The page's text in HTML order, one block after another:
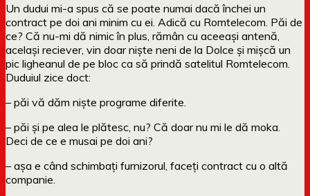
Un dudui mi-a spus că se poate numai dacă închei un
contract pe doi ani minim cu ei. Adică cu Romtelecom. Păi de
ce? Că nu-mi dă nimic în plus, rămân cu aceeași antenă,
același reciever, vin doar niște neni de la Dolce și mișcă un
pic ligheanul de pe bloc ca să prindă satelitul Romtelecom.
Duduiul zice doct:
– păi vă dăm niște programe diferite.
– păi și pe alea le plătesc, nu? Că doar nu mi le dă moka.
Deci de ce e musai pe doi ani?
– așa e când schimbați furnizorul, faceți contract cu o altă
companie.